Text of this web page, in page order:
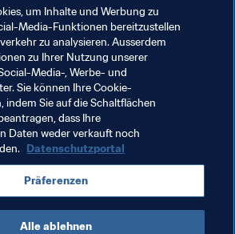
und Qualifikationsspielen gefördert,
Ausrichtung von Seminaren und
Botschaft. Dadurch ermutigen wir
Für mich geht es auch darum, ein
schaffen, dass es diese Chancen
diesen Job übernehmen können.
um Inhalte und Werbung zu
Media-Funktionen bereitzustellen
zu analysieren. Ausserdem
zu Ihrer Nutzung unserer
Media-, Werbe- und
Sie können Ihre Cookie-
indem Sie auf die Schaltflächen
dass Ihre
Daten weder verkauft noch
Datenschutzportal
Präferenzen
Alle ablehnen